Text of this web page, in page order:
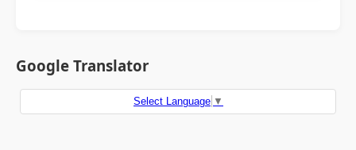
Google Translator
Select Language ▼